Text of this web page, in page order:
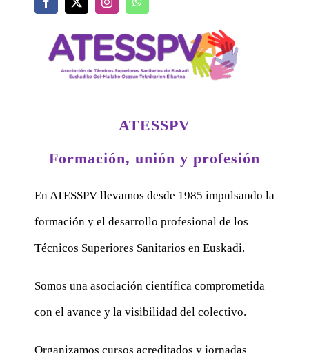
ATESSPV
Formación, unión y profesión
En ATESSPV llevamos desde 1985 impulsando la
formación y el desarrollo profesional de los
Técnicos Superiores Sanitarios en Euskadi.
Somos una asociación científica comprometida
con el avance y la visibilidad del colectivo.
Organizamos cursos acreditados y jornadas